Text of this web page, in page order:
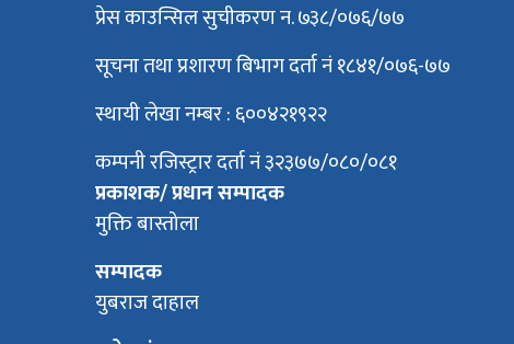
प्रेस काउन्सिल सुचीकरण न. ७३८/०७६/७७
सूचना तथा प्रशारण बिभाग दर्ता नं १८४१/०७६-७७
स्थायी लेखा नम्बर : ६००४२१९२२
कम्पनी रजिस्ट्रार दर्ता नं ३२३७७/०८०/०८१
प्रकाशक/ प्रधान सम्पादक
मुक्ति बास्तोला
सम्पादक
युबराज दाहाल